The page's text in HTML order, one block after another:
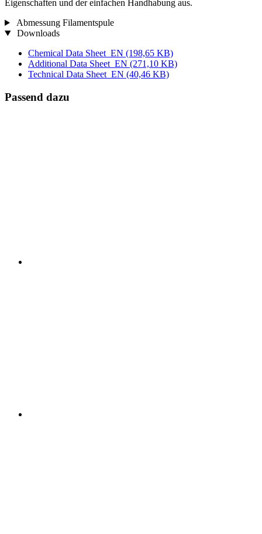
Eigenschaften und der einfachen Handhabung aus.
Abmessung Filamentspule
Downloads
Chemical Data Sheet_EN (198,65 KB)
Additional Data Sheet_EN (271,10 KB)
Technical Data Sheet_EN (40,46 KB)
Passend dazu